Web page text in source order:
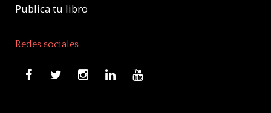
Publica tu libro
Redes sociales